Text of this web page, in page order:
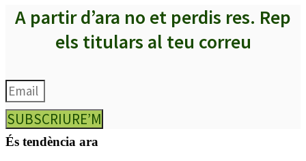
A partir d’ara no et perdis res. Rep
els titulars al teu correu
SUBSCRIURE’M
És tendència ara